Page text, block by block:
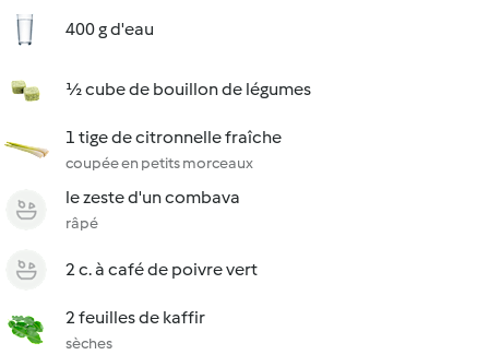
400 g d'eau
½ cube de bouillon de légumes
1 tige de citronnelle fraîche
coupée en petits morceaux
le zeste d'un combava
râpé
2 c. à café de poivre vert
2 feuilles de kaffir
sèches